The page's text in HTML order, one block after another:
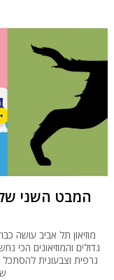
המבט השני
מוזיאון תל אביב עושה
גדולים והמוזיאונים
גרפית וצבעונית